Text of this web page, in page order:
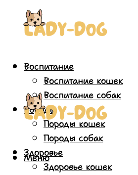
Воспитание
Воспитание кошек
Воспитание собак
Породы
Породы кошек
Породы собак
Здоровье
Здоровье кошек
Меню